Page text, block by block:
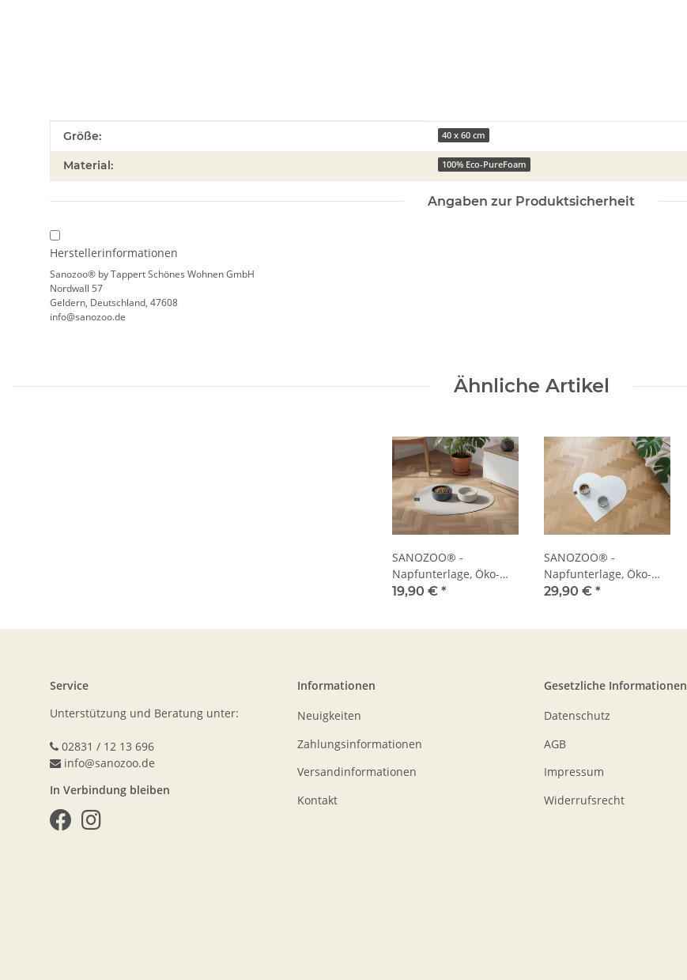
Produkteigenschaft
Wert
Größe: 40 x 60 cm
Material: 100% Eco-PureFoam
Angaben zur Produktsicherheit
Herstellerinformationen
Sanozoo® by Tappert Schönes Wohnen GmbH
Nordwall 57
Geldern, Deutschland, 47608
info@sanozoo.de
Ähnliche Artikel
SANOZOO® -
Napfunterlage, Öko-
Tex, Tropfen
19,90 € *
SANOZOO® -
Napfunterlage, Öko-
Tex, Herz
29,90 € *
Service
Unterstützung und Beratung unter:
02831 / 12 13 696
info@sanozoo.de
In Verbindung bleiben
Informationen
Neuigkeiten
Zahlungsinformationen
Versandinformationen
Kontakt
Gesetzliche Informationen
Datenschutz
AGB
Impressum
Widerrufsrecht